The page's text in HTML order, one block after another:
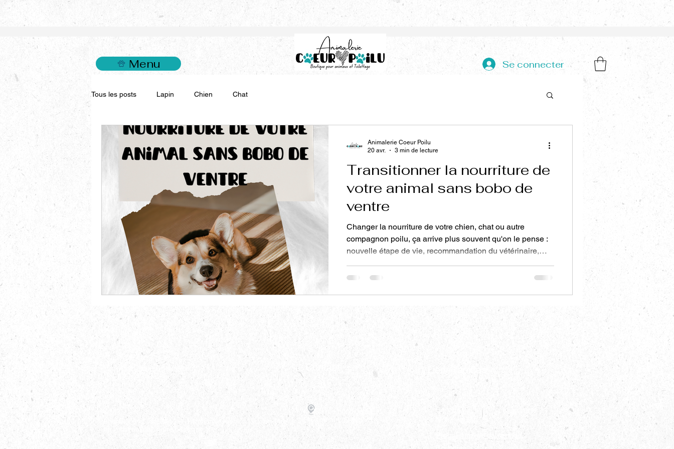
Menu Se connecter
Tous les posts Lapin Chien Chat
Transitionner la nourriture de
votre animal sans bobo de
ventre
Changer la nourriture de votre chien, chat ou autre
compagnon poilu, ça arrive plus souvent qu'on le pense :
nouvelle étape de vie, recommandation du vétérinaire,
lui offrir mieux. Mais attention : le système digestif de nos
diarrhée, vomissements et autres désagréments.
Animalerie Coeur Poilu
20 avr.
3 min de lecture
Animalerie Coeur Poilu
Animalerie et toilettage — Farnham, Québec. Le bien-être
de votre animal, notre passion.
Contact
285 rue principale Est,
Farnham, Québec
Liens rapides
Services
Programme de parrainage